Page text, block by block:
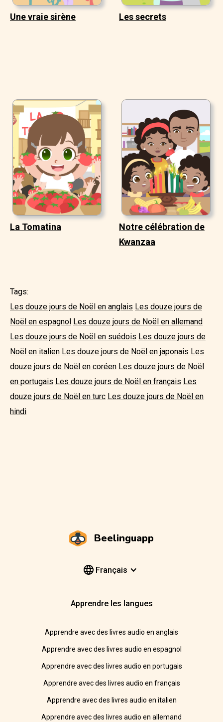
Une vraie sirène Les secrets
La Tomatina
Notre célébration de
Kwanzaa
Tags:
Les douze jours de Noël en anglais Les douze jours de
Noël en espagnol Les douze jours de Noël en allemand
Les douze jours de Noël en suédois Les douze jours de
Noël en italien Les douze jours de Noël en japonais Les
douze jours de Noël en coréen Les douze jours de Noël
en portugais Les douze jours de Noël en français Les
douze jours de Noël en turc Les douze jours de Noël en
hindi
Beelinguapp
Français
Apprendre les langues
Apprendre avec des livres audio en anglais
Apprendre avec des livres audio en espagnol
Apprendre avec des livres audio en portugais
Apprendre avec des livres audio en français
Apprendre avec des livres audio en italien
Apprendre avec des livres audio en allemand